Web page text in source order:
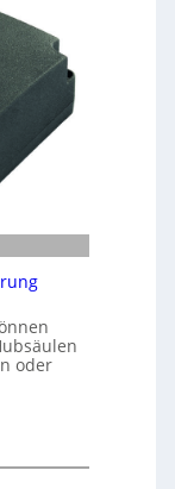
oder